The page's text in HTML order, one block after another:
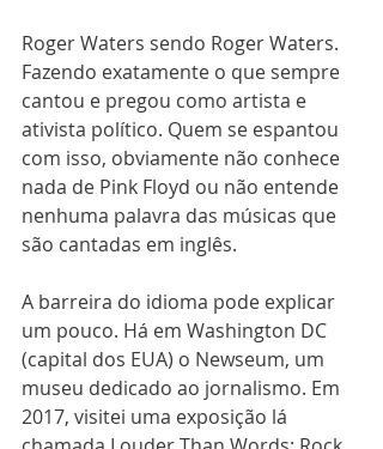
Roger Waters sendo Roger Waters.
Fazendo exatamente o que sempre
cantou e pregou como artista e
ativista político. Quem se espantou
com isso, obviamente não conhece
nada de Pink Floyd ou não entende
nenhuma palavra das músicas que
são cantadas em inglês.
A barreira do idioma pode explicar
um pouco. Há em Washington DC
(capital dos EUA) o Newseum, um
museu dedicado ao jornalismo. Em
2017, visitei uma exposição lá